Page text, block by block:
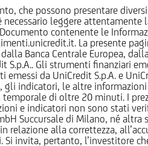
che possono presentare
leggere attentamente
contenente le
La presente
Banca Centrale Europea,
Gli strumenti finanziari
da UniCredit S.p.A. e
indicatori, le altre
di oltre 20 minuti. I
e indicatori non sono stati
Succursale di Milano, né altra
alla correttezza,
invita, pertanto, l’investitore